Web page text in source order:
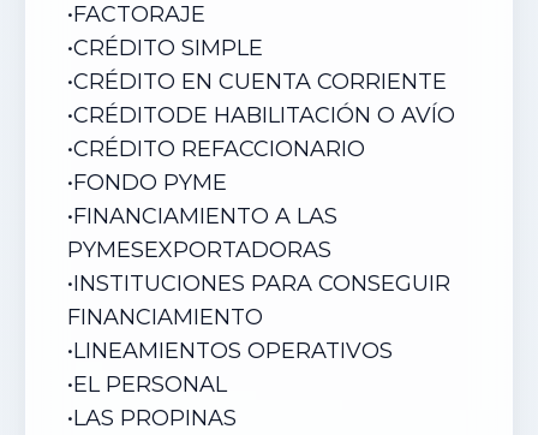
•FACTORAJE
•CRÉDITO SIMPLE
•CRÉDITO EN CUENTA CORRIENTE
•CRÉDITODE HABILITACIÓN O AVÍO
•CRÉDITO REFACCIONARIO
•FONDO PYME
•FINANCIAMIENTO A LAS
PYMESEXPORTADORAS
•INSTITUCIONES PARA CONSEGUIR
FINANCIAMIENTO
•LINEAMIENTOS OPERATIVOS
•EL PERSONAL
•LAS PROPINAS